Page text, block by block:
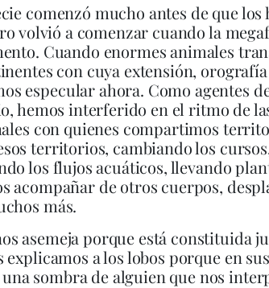
comenzó mucho antes de que los
volvió a comenzar cuando la
Cuando enormes animales
con cuya extensión, orografía
especular ahora. Como agentes
hemos interferido en el ritmo de
con quienes compartimos
territorios, cambiando los
los flujos acuáticos, llevando
acompañar de otros cuerpos,
más.
asemeja porque está constituida
a los lobos porque en
sombra de alguien que nos